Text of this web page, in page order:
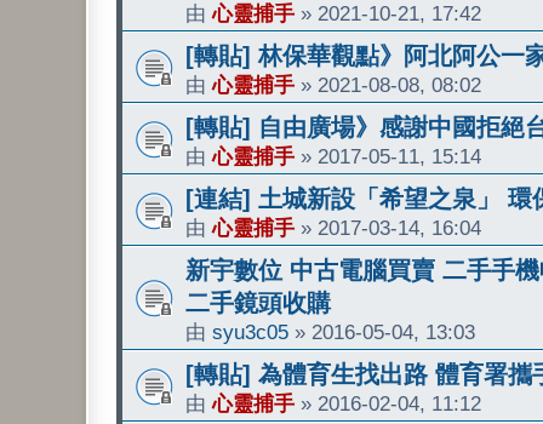
由心靈捕手 » 2021-10-21, 17:42
[轉貼] 林保華觀點》阿北阿公一
由心靈捕手 » 2021-08-08, 08:02
[轉貼] 自由廣場》感謝中國拒絕
由心靈捕手 » 2017-05-11, 15:14
[連結] 土城新設「希望之泉」 環
由心靈捕手 » 2017-03-14, 16:04
新宇數位 中古電腦買賣 二手手
二手鏡頭收購
由 syu3c05 » 2016-05-04, 13:03
[轉貼] 為體育生找出路 體育署攜
由心靈捕手 » 2016-02-04, 11:12